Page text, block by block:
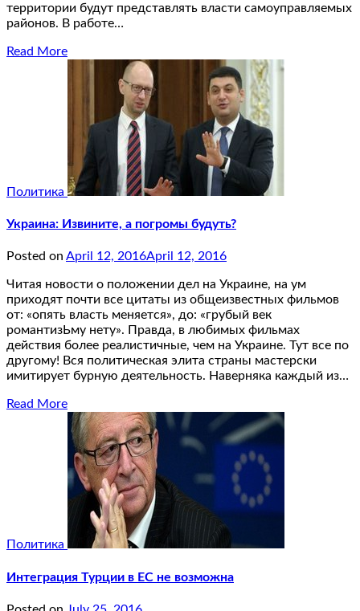
территории будут представлять власти самоуправляемых
районов. В работе…
Read More
Политика
Украина: Извините, а погромы будуть?
Posted on April 12, 2016April 12, 2016
Читая новости о положении дел на Украине, на ум
приходят почти все цитаты из общеизвестных фильмов
от: «опять власть меняется», до: «грубый век
романтизЬму нету». Правда, в любимых фильмах
действия более реалистичные, чем на Украине. Тут все по
другому! Вся политическая элита страны мастерски
имитирует бурную деятельность. Наверняка каждый из…
Read More
Политика
Интеграция Турции в ЕС не возможна